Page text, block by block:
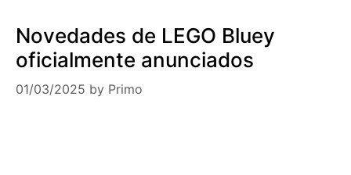
Novedades de LEGO Bluey
oficialmente anunciados
01/03/2025 by Primo